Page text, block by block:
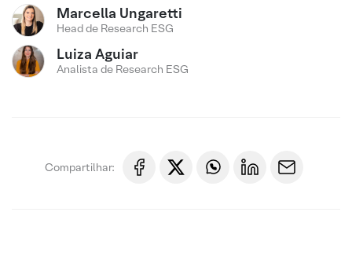
Marcella Ungaretti
Head de Research ESG
Luiza Aguiar
Analista de Research ESG
Compartilhar: